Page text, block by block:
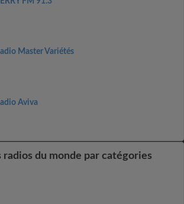
Master Variétés
Aviva
radios du monde par catégories